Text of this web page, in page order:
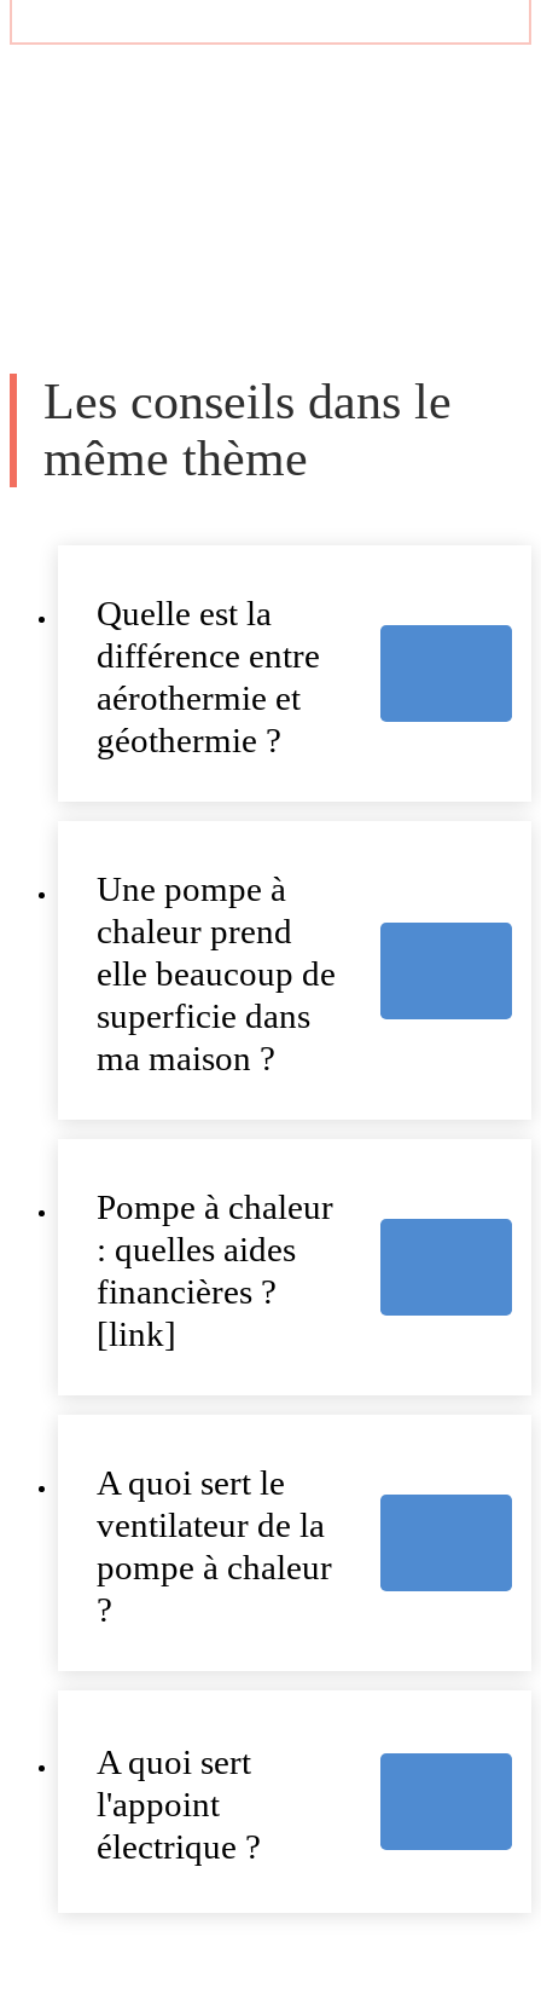
Les conseils dans le
même thème
Quelle est la
différence entre
aérothermie et
géothermie ?
Une pompe à
chaleur prend
elle beaucoup de
superficie dans
ma maison ?
Pompe à chaleur
: quelles aides
financières ?
[link]
A quoi sert le
ventilateur de la
pompe à chaleur
?
A quoi sert
l'appoint
électrique ?